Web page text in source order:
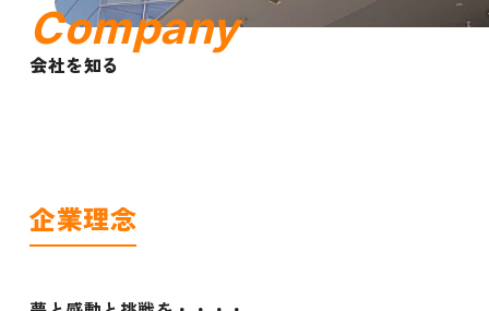
Company
会社を知る
企業理念